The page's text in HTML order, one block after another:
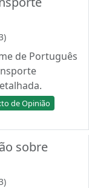
de Português
de Opinião
sobre